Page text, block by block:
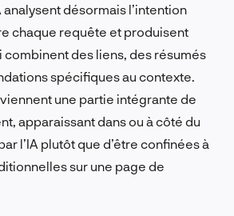
analysent désormais l’intention
chaque requête et produisent
combinent des liens, des résumés
spécifiques au contexte.
une partie intégrante de
apparaissant dans ou à côté du
l’IA plutôt que d’être confinées à
sur une page de